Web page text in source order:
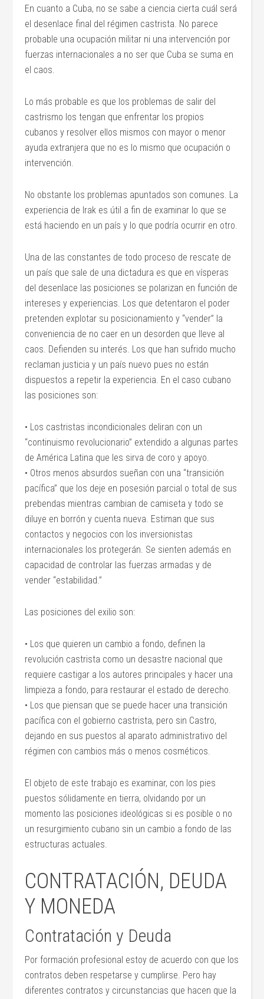
En cuanto a Cuba, no se sabe a ciencia cierta cuál será
el desenlace final del régimen castrista. No parece
probable una ocupación militar ni una intervención por
fuerzas internacionales a no ser que Cuba se suma en
el caos.
Lo más probable es que los problemas de salir del
castrismo los tengan que enfrentar los propios
cubanos y resolver ellos mismos con mayor o menor
ayuda extranjera que no es lo mismo que ocupación o
intervención.
No obstante los problemas apuntados son comunes. La
experiencia de Irak es útil a fin de examinar lo que se
está haciendo en un país y lo que podría ocurrir en otro.
Una de las constantes de todo proceso de rescate de
un país que sale de una dictadura es que en vísperas
del desenlace las posiciones se polarizan en función de
intereses y experiencias. Los que detentaron el poder
pretenden explotar su posicionamiento y “vender” la
conveniencia de no caer en un desorden que lleve al
caos. Defienden su interés. Los que han sufrido mucho
reclaman justicia y un país nuevo pues no están
dispuestos a repetir la experiencia. En el caso cubano
las posiciones son:
• Los castristas incondicionales deliran con un
“continuismo revolucionario” extendido a algunas partes
de América Latina que les sirva de coro y apoyo.
• Otros menos absurdos sueñan con una “transición
pacífica” que los deje en posesión parcial o total de sus
prebendas mientras cambian de camiseta y todo se
diluye en borrón y cuenta nueva. Estiman que sus
contactos y negocios con los inversionistas
internacionales los protegerán. Se sienten además en
capacidad de controlar las fuerzas armadas y de
vender “estabilidad.”
Las posiciones del exilio son:
• Los que quieren un cambio a fondo, definen la
revolución castrista como un desastre nacional que
requiere castigar a los autores principales y hacer una
limpieza a fondo, para restaurar el estado de derecho.
• Los que piensan que se puede hacer una transición
pacífica con el gobierno castrista, pero sin Castro,
dejando en sus puestos al aparato administrativo del
régimen con cambios más o menos cosméticos.
El objeto de este trabajo es examinar, con los pies
puestos sólidamente en tierra, olvidando por un
momento las posiciones ideológicas si es posible o no
un resurgimiento cubano sin un cambio a fondo de las
estructuras actuales.
CONTRATACIÓN, DEUDA
Y MONEDA
Contratación y Deuda
Por formación profesional estoy de acuerdo con que los
contratos deben respetarse y cumplirse. Pero hay
diferentes contratos y circunstancias que hacen que la